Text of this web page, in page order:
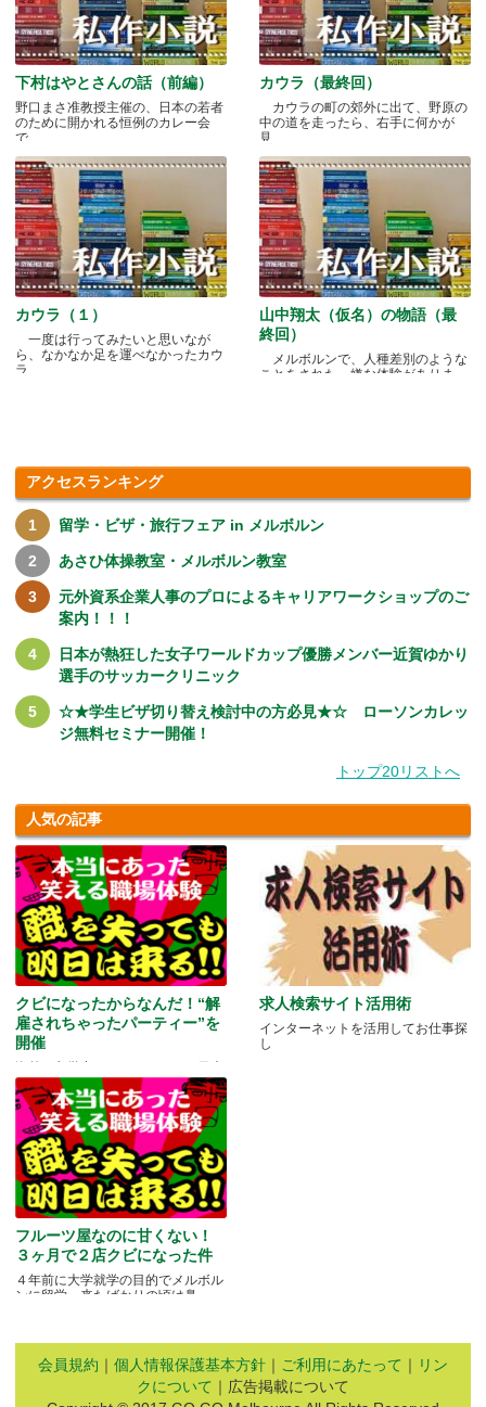
下村はやとさんの話（前編）
野口まさ准教授主催の、日本の若者
のために開かれる恒例のカレー会
で.....
カウラ（最終回）
カウラの町の郊外に出て、野原の
中の道を走ったら、右手に何かが
見.....
カウラ（１）
一度は行ってみたいと思いなが
ら、なかなか足を運べなかったカウ
ラ.....
山中翔太（仮名）の物語（最
終回）
メルボルンで、人種差別のような
ことをされた、嫌な体験がありま
アクセスランキング
留学・ビザ・旅行フェア in メルボルン
あさひ体操教室・メルボルン教室
元外資系企業人事のプロによるキャリアワークショップのご
案内！！！
日本が熱狂した女子ワールドカップ優勝メンバー近賀ゆかり
選手のサッカークリニック
☆★学生ビザ切り替え検討中の方必見★☆ ローソンカレッ
ジ無料セミナー開催！
トップ20リストへ
人気の記事
クビになったからなんだ！“解
雇されちゃったパーティー”を
開催
にいる家族や友人と会う機会もな
か.....
求人検索サイト活用術
インターネットを活用してお仕事探
し
フルーツ屋なのに甘くない！
３ヶ月で２店クビになった件
４年前に大学就学の目的でメルボル
ンに留学。来たばかりの頃は鼻.....
会員規約 ｜ 個人情報保護基本方針 ｜ ご利用にあたって ｜ リン
クについて ｜広告掲載について